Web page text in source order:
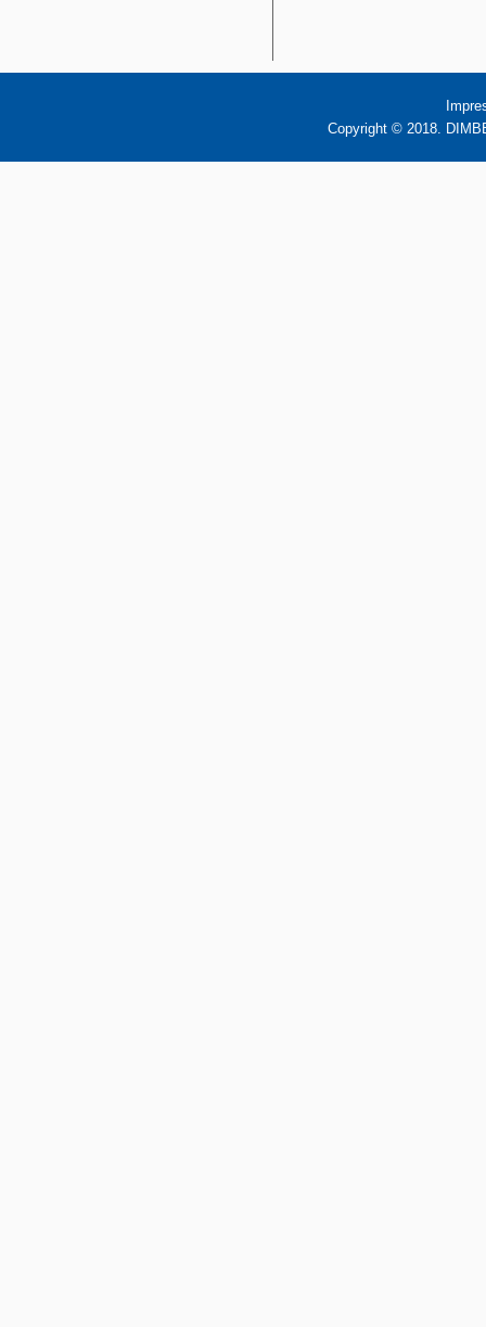
Copyright © 2018.